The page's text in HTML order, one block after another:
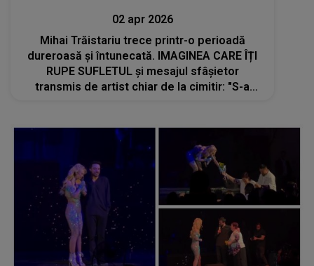
02 apr 2026
Mihai Trăistariu trece printr-o perioadă
dureroasă și întunecată. IMAGINEA CARE ÎȚI
RUPE SUFLETUL și mesajul sfâșietor
transmis de artist chiar de la cimitir: "S-a